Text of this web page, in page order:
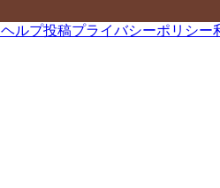
ヘルプ投稿プライバシーポリシー